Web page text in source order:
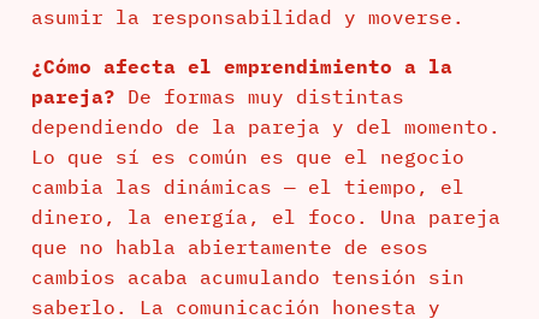
asumir la responsabilidad y moverse.
¿Cómo afecta el emprendimiento a la
pareja? De formas muy distintas
dependiendo de la pareja y del momento.
Lo que sí es común es que el negocio
cambia las dinámicas — el tiempo, el
dinero, la energía, el foco. Una pareja
que no habla abiertamente de esos
cambios acaba acumulando tensión sin
saberlo. La comunicación honesta y